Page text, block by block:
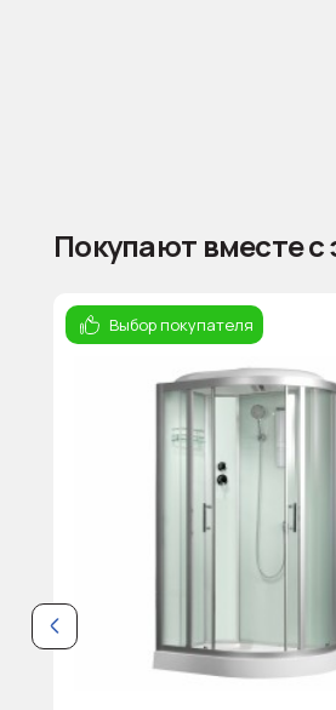
Покупают вместе
Выбор покупателя